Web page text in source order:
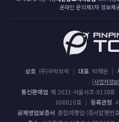
온라인 문의제3자 정보제
상호 (주)우락부락 | 대표 박재완 |
[사업자정
통신판매업 제 2021-서울서초-0138호
000010호 | 등록관청
공제영업보증서 종합여행업 (증서발행